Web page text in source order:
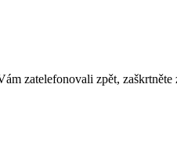
zatelefonovali zpět, zaškrtněte